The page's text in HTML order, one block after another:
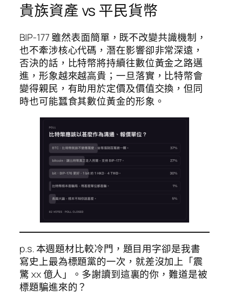
貴族資產 vs 平民貨幣
BIP-177 雖然表面簡單，既不改變共識機制，
也不牽涉核心代碼，潛在影響卻非常深遠，
否決的話，比特幣將持續往數位黃金之路邁
進，形象越來越高貴；一旦落實，比特幣會
變得親民，有助用於定價及價值交換，但同
時也可能蠶食其數位黃金的形象。
p.s. 本週題材比較冷門，題目用字卻是我書
寫史上最為標題黨的一次，就差沒加上「震
驚 xx 億人」。多謝讀到這裏的你，難道是被
標題騙進來的？